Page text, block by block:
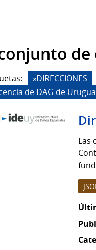
DIRECCIONES
de DAG de
Las